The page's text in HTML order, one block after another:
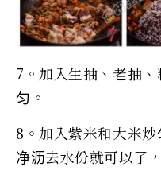
7。加入生抽、老抽
匀。
8。加入紫米和大米
净沥去水份就可以了